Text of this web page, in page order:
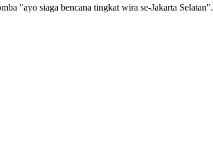
"ayo siaga bencana tingkat wira se-Jakarta Selatan".